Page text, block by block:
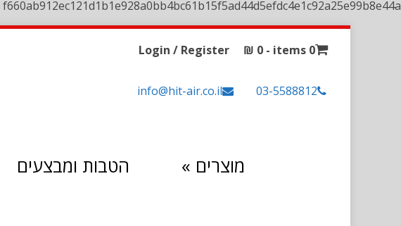
f660ab912ec121d1b1e928a0bb4bc61b15f5ad44d5efdc4e1c92a25e99b8e44a
0 items -
₪ 0
Login / Register
03-5588812
info@hit-air.co.il
הטבות ומבצעים מוצרים »